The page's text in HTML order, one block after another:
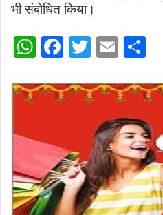
भी संबोधित किया।
W
at
A
p
p
F
c
o
o
k
T
itt
er
E
ai
l
e